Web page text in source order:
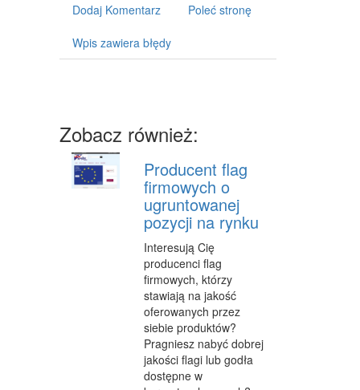
TRANSPORT
CZĘŚCI SAMOCHODOWE
SALONY, KOMISY
E-MARKETING
AGENCJE REKLAMOWE
MATERIAŁY REKLAMOWE
INNE AGENCJE
WIGOR
IMPREZY INTEGRACYJNE
HOBBY
ZAJĘCIA SPORTOWE I REKREACYJNE
Dodaj Komentarz Poleć stronę
Wpis zawiera błędy
Zobacz również:
Producent flag
firmowych o
ugruntowanej
pozycji na rynku
Interesują Cię
producenci flag
firmowych, którzy
stawiają na jakość
oferowanych przez
siebie produktów?
Pragniesz nabyć dobrej
jakości flagi lub godła
dostępne w